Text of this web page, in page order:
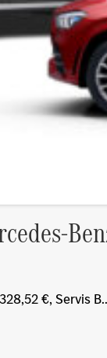
€, Servis